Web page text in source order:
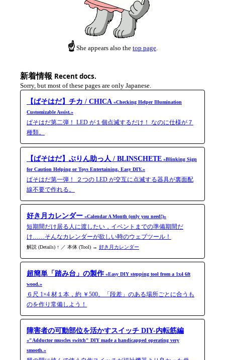
☝ She appears also the top page.
新着情報 Recent docs.
Sorry, but most of these pages are only Japanese.
【ぱそはだ】チカ / CHICA «Checking Helper Illumination
Customizable Assist.»
ぱそはだ第二弾！ LED が１個点滅するだけ！ なのに仕様が７
種類。
【ぱそはだ】ぶりん助っ人 / BLINSCHETE «Blinking Sign
for Caution Helping or Toys Entertaining. Easy DIY.»
ぱそはだ第一弾！ ２つの LED が交互に点滅する器具が裏面配
線不要で作れる。
好き月カレンダー «Calendar A Month (only you need!)»
短期間だけ居る人に渡したい，イベントまでの準備期間だ
け……そんなカレンダーが欲しい時のウェブツール！
解説 (Details) ↑ ／ 本体 (Tool) → 好き月カレンダー
超簡単「踏み台」の製作 «Easy DIY stepping tool from a 1x4 6ft
wood.»
６尺 1×4 材１本，約 ￥500。「段差」のある場所ごとに合うも
のを作り常備しよう！
障害者の可動部位を活かすスイッチ DIY-内転筋編
«"Adductor muscles switch" DIY made a handicapped operating very
smooth.»